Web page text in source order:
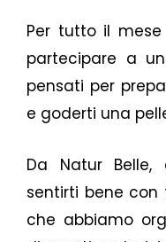
o
o
k
g
r
a
m
Per tutto il
partecipare a
pensati per
e goderti una
Da Natur
sentirti bene con
che abbiamo